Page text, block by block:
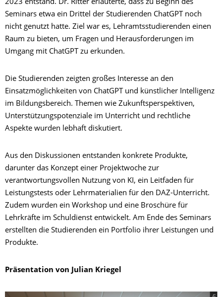
2023 entstand. Dr. Ritter erläuterte, dass zu Beginn des
Seminars etwa ein Drittel der Studierenden ChatGPT noch
nicht genutzt hatte. Ziel war es, Lehramtsstudierenden einen
Raum zu bieten, um Fragen und Herausforderungen im
Umgang mit ChatGPT zu erkunden.
Die Studierenden zeigten großes Interesse an den
Einsatzmöglichkeiten von ChatGPT und künstlicher Intelligenz
im Bildungsbereich. Themen wie Zukunftsperspektiven,
Unterstützungspotenziale im Unterricht und rechtliche
Aspekte wurden lebhaft diskutiert.
Aus den Diskussionen entstanden konkrete Produkte,
darunter das Konzept einer Projektwoche zur
verantwortungsvollen Nutzung von KI, ein Leitfaden für
Leistungstests oder Lehrmaterialien für den DAZ-Unterricht.
Zudem wurden ein Workshop und eine Broschüre für
Lehrkräfte im Schuldienst entwickelt. Am Ende des Seminars
erstellten die Studierenden ein Portfolio ihrer Leistungen und
Produkte.
Präsentation von Julian Kriegel